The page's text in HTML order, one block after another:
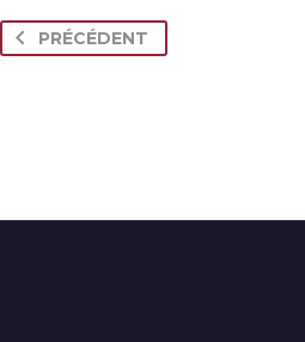
PRÉCÉDENT